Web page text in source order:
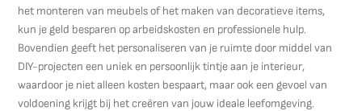
het monteren van meubels of het maken van decoratieve items,
kun je geld besparen op arbeidskosten en professionele hulp.
Bovendien geeft het personaliseren van je ruimte door middel van
DIY-projecten een uniek en persoonlijk tintje aan je interieur,
waardoor je niet alleen kosten bespaart, maar ook een gevoel van
voldoening krijgt bij het creëren van jouw ideale leefomgeving.